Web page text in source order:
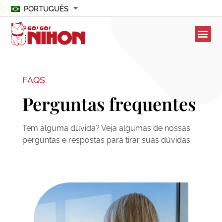
PORTUGUÊS
FAQS
Perguntas frequentes
Tem alguma dúvida? Veja algumas de nossas
perguntas e respostas para tirar suas dúvidas.